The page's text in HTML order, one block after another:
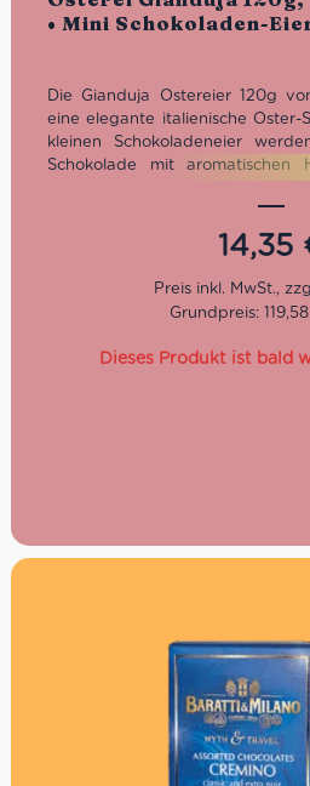
• Mini Schokoladen-
Die Gianduja Ostereier 120g
eine elegante italienische Oster-
kleinen Schokoladeneier
Schokolade mit aromatischen
und in einer dekorativen Mini-
schmelzend, nussig und
raffinierte Osterleckerei für
14,35
Grundpreis:
Dieses Produkt ist bald